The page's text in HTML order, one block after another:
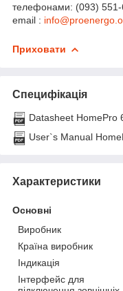
телефонами: (093)
email :
Приховати
Специфікація
Datasheet HomePro
User`s Manual
Характеристики
Основні
Виробник
Країна виробник
Індикація
Інтерфейс для